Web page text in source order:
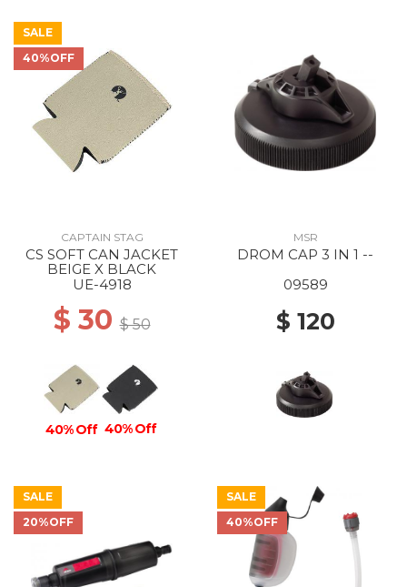
SALE
40%OFF
CAPTAIN STAG
CS SOFT CAN JACKET
BEIGE X BLACK
UE-4918
$ 30$ 50
40% Off 40% Off
MSR
DROM CAP 3 IN 1 --
09589
$ 120
SALE
20%OFF
SALE
40%OFF